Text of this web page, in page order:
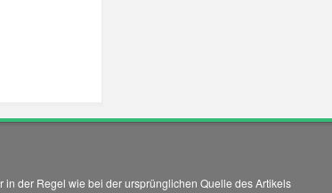
der Regel wie bei der ursprünglichen Quelle des Artikels